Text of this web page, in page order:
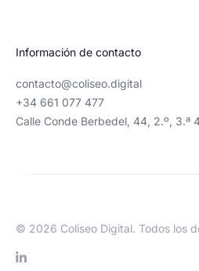
Información de contacto
contacto@coliseo.digital
+34 661 077 477
Calle Conde Berbedel, 44, 2.º, 3.ª
© 2026 Coliseo Digital. Todos los